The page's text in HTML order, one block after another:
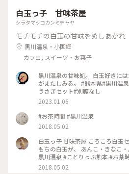
白玉っ子 甘味茶屋
シラタマッコカンミヂャヤ
モチモチの白玉の甘味をめしあがれ
黒川温泉・小国郷
カフェ, スイーツ・お菓子
黒川温泉の甘味処。 白玉好きにはたまりません。 温泉あがり
がまたしみる。 #熊本県#黒川温泉#カフェ#白玉っ子甘味茶屋#
うさぎセット#別腹なし
2023.01.06
#お茶時間 #黒川温泉
2018.05.02
白玉っ子 甘味茶屋 ころころ白玉セット
もちの白玉が、 あんこ・きなこ
黒川温泉 #ことりっぷ熊本 #お茶
2018.05.02